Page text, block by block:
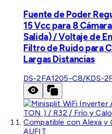
Fuente de Poder
15 Vcc para 8
Salida) / Voltaje de
Filtro de Ruido para
Largas Distancias
DS-2FA1205-C8/KDS-
AUFIT